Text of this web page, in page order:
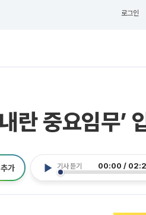
로그인
란 중요임무’
기사 듣기 00:00 /
가